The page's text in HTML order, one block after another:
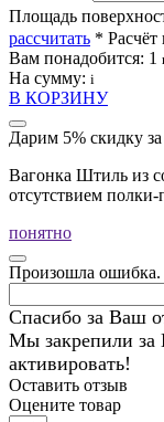
Площадь
рассчитать * Расчёт
Вам понадобится: 1
На сумму: i
В КОРЗИНУ
Дарим 5% скидку
Вагонка Штиль из
отсутствием
понятно
Произошла ошибка.
Спасибо за Ваш
Мы закрепили за
активировать!
Оставить отзыв
Оцените товар